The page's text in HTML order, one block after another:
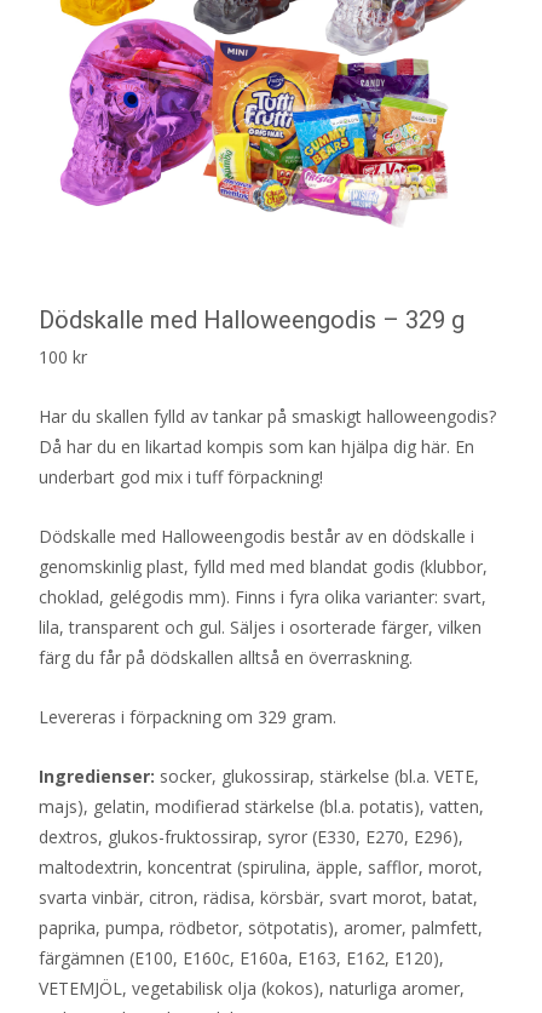
Dödskalle med Halloweengodis – 329 g
100 kr
Har du skallen fylld av tankar på smaskigt halloweengodis?
Då har du en likartad kompis som kan hjälpa dig här. En
underbart god mix i tuff förpackning!
Dödskalle med Halloweengodis består av en dödskalle i
genomskinlig plast, fylld med med blandat godis (klubbor,
choklad, gelégodis mm). Finns i fyra olika varianter: svart,
lila, transparent och gul. Säljes i osorterade färger, vilken
färg du får på dödskallen alltså en överraskning.
Levereras i förpackning om 329 gram.
Ingredienser: socker, glukossirap, stärkelse (bl.a. VETE,
majs), gelatin, modifierad stärkelse (bl.a. potatis), vatten,
dextros, glukos-fruktossirap, syror (E330, E270, E296),
maltodextrin, koncentrat (spirulina, äpple, safflor, morot,
svarta vinbär, citron, rädisa, körsbär, svart morot, batat,
paprika, pumpa, rödbetor, sötpotatis), aromer, palmfett,
färgämnen (E100, E160c, E160a, E163, E162, E120),
VETEMJÖL, vegetabilisk olja (kokos), naturliga aromer,